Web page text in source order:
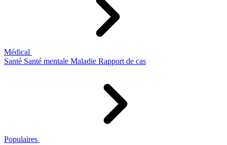
Médical
Santé Santé mentale Maladie Rapport de cas
Populaires